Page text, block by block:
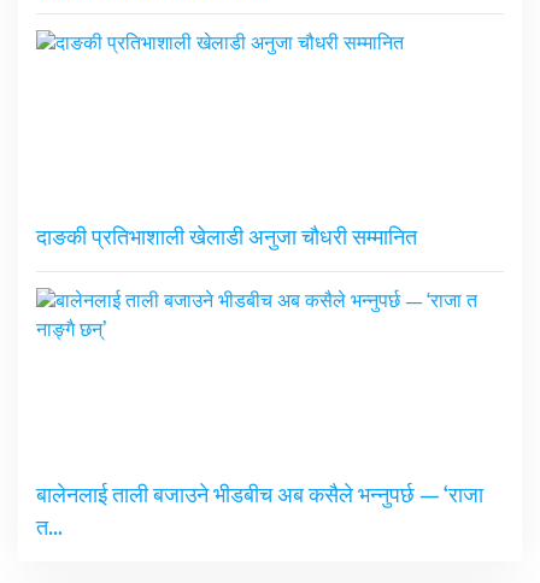
दाङकी प्रतिभाशाली खेलाडी अनुजा चौधरी सम्मानित
बालेनलाई ताली बजाउने भीडबीच अब कसैले भन्नुपर्छ — ‘राजा
त…